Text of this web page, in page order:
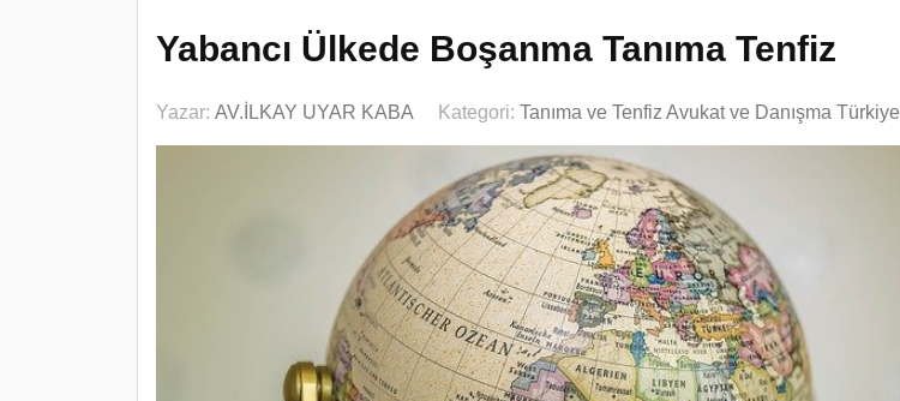
Yabancı Ülkede Boşanma Tanıma Tenfiz
Yazar: AV.İLKAY UYAR KABA Kategori: Tanıma ve Tenfiz Avukat ve Danışma Türkiye